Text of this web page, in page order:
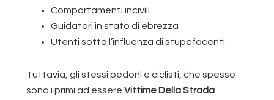
Comportamenti incivili
Guidatori in stato di ebrezza
Utenti sotto l’influenza di stupefacenti
Tuttavia, gli stessi pedoni e ciclisti, che spesso
sono i primi ad essereVittime Della Strada